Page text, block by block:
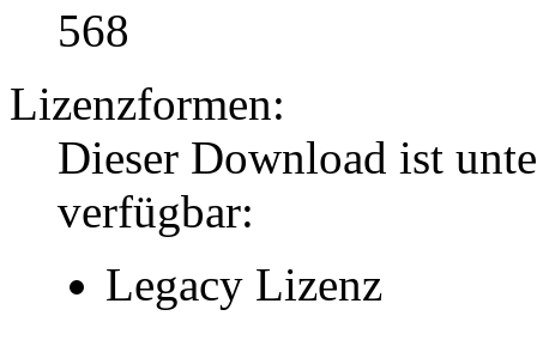
568
Lizenzformen:
Dieser Download ist
verfügbar:
Legacy Lizenz